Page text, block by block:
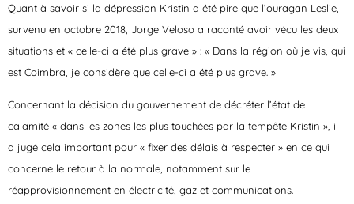
Quant à savoir si la dépression Kristin a été pire que l’ouragan Leslie,
survenu en octobre 2018, Jorge Veloso a raconté avoir vécu les deux
situations et « celle-ci a été plus grave » : « Dans la région où je vis, qui
est Coimbra, je considère que celle-ci a été plus grave. »
Concernant la décision du gouvernement de décréter l’état de
calamité « dans les zones les plus touchées par la tempête Kristin », il
a jugé cela important pour « fixer des délais à respecter » en ce qui
concerne le retour à la normale, notamment sur le
réapprovisionnement en électricité, gaz et communications.